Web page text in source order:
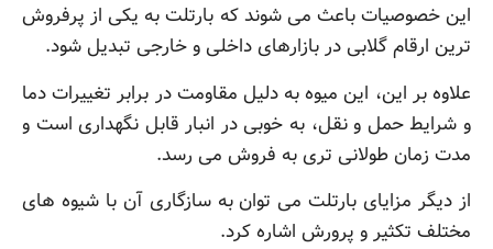
این خصوصیات باعث می شوند که بارتلت به یکی از پرفروش
ترین ارقام گلابی در بازارهای داخلی و خارجی تبدیل شود.
علاوه بر این، این میوه به دلیل مقاومت در برابر تغییرات دما
و شرایط حمل و نقل، به خوبی در انبار قابل نگهداری است و
مدت زمان طولانی تری به فروش می رسد.
از دیگر مزایای بارتلت می توان به سازگاری آن با شیوه های
مختلف تکثیر و پرورش اشاره کرد.